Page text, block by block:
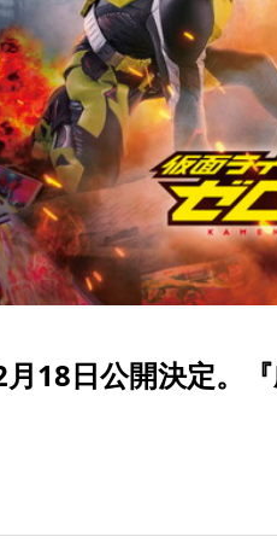
18日公開決定。